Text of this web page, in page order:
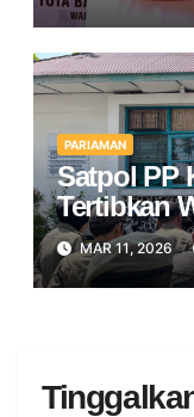
PARIAMAN
Satpol PP
Tertibkan
MAR 11, 2026